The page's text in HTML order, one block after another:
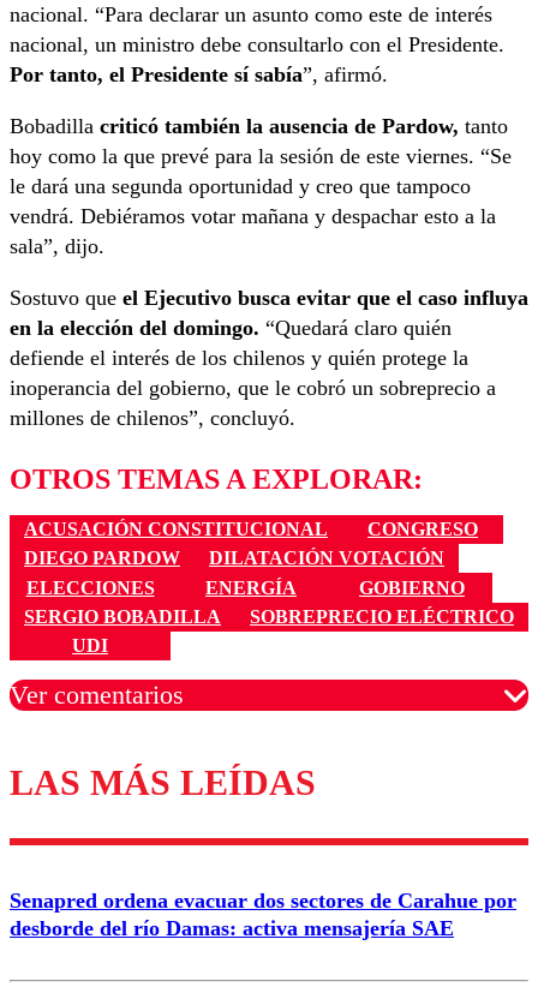
nacional. “Para declarar un asunto como este de interés
nacional, un ministro debe consultarlo con el Presidente.
Por tanto, el Presidente sí sabía”, afirmó.
Bobadilla criticó también la ausencia de Pardow, tanto
hoy como la que prevé para la sesión de este viernes. “Se
le dará una segunda oportunidad y creo que tampoco
vendrá. Debiéramos votar mañana y despachar esto a la
sala”, dijo.
Sostuvo que el Ejecutivo busca evitar que el caso influya
en la elección del domingo. “Quedará claro quién
defiende el interés de los chilenos y quién protege la
inoperancia del gobierno, que le cobró un sobreprecio a
millones de chilenos”, concluyó.
OTROS TEMAS A EXPLORAR:
ACUSACIÓN CONSTITUCIONAL
CONGRESO
DIEGO PARDOW
DILATACIÓN VOTACIÓN
ELECCIONES
ENERGÍA
GOBIERNO
SERGIO BOBADILLA
SOBREPRECIO ELÉCTRICO
UDI
Ver comentarios
Los comentarios son moderados para garantizar un
diálogo respetuoso.
Nombre
Correo
LAS MÁS LEÍDAS
Senapred ordena evacuar dos sectores de Carahue por
desborde del río Damas: activa mensajería SAE